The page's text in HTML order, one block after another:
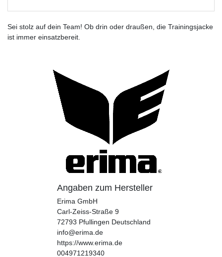
Sei stolz auf dein Team! Ob drin oder draußen, die Trainingsjacke
ist immer einsatzbereit.
Angaben zum Hersteller
Erima GmbH
Carl-Zeiss-Straße 9
72793 Pfullingen Deutschland
info@erima.de
https://www.erima.de
004971219340